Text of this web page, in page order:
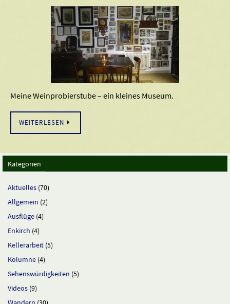
Meine Weinprobierstube – ein kleines Museum.
WEITERLESEN
Kategorien
Aktuelles (70)
Allgemein (2)
Ausflüge (4)
Enkirch (4)
Kellerarbeit (5)
Kolumne (4)
Sehenswürdigkeiten (5)
Videos (9)